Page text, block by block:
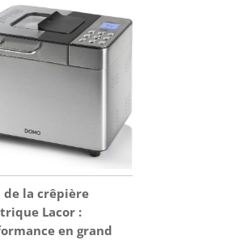
de la crêpière
Lacor :
en grand